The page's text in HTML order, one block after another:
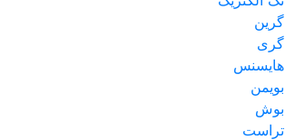
گرین
گری
هایسنس
بویمن
بوش
تراست